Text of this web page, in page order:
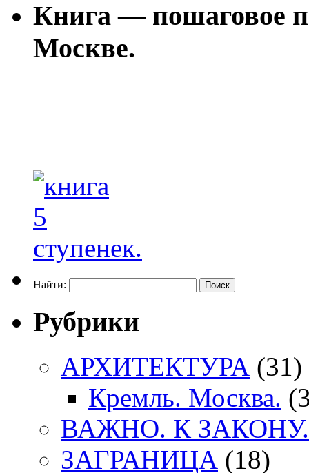
Книга — пошаговое
Москве.
Найти:
Рубрики
АРХИТЕКТУРА (31)
Кремль. Москва.
ВАЖНО. К ЗАКОНУ.
ЗАГРАНИЦА (18)